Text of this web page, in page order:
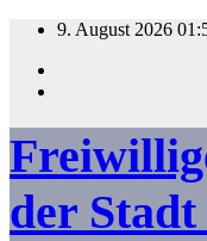
Zum
springen
9. August 2026
der